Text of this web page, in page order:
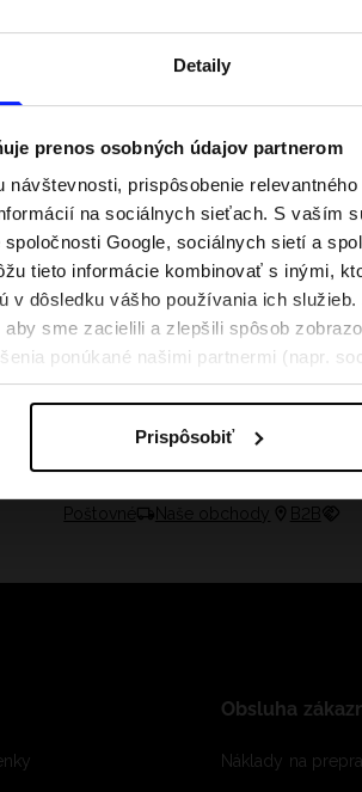
Detaily
prenos osobných údajov partnerom
prispôsobenie
na sociálnych sieťach. S vaším
Google, sociálnych sietí a
tieto informácie kombinovať s inými,
v dôsledku vášho používania ich
sme zacielili a zlepšili spôsob
ponúkané našimi partnermi (napr.
údajov a v časti „Podrobnosti“.
Prispôsobiť
aktívny deň
zbaliť
Festivalové outfity. Ako
hudobné festivaly?
Poštovné Naše obchody B2B
Obsluha
Náklady na